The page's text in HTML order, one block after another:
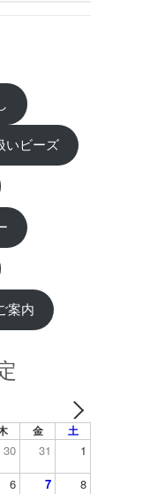
いビーズ
案内
金 土
30 31 1
6 7 8